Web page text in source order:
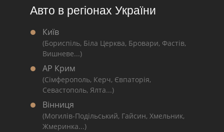
Авто в регіонах України
Київ
(Бориспіль, Біла Церква, Бровари, Фастів,
Вишневе...)
АР Крим
(Сімферополь, Керч, Євпаторія,
Севастополь, Ялта...)
Вінниця
(Могилів-Подільський, Гайсин, Хмельник,
Жмеринка...)